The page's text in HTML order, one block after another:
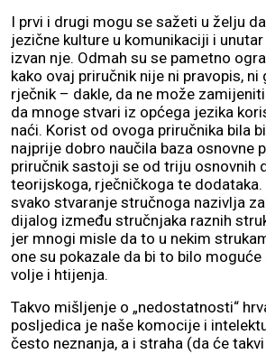
I prvi i drugi mogu se sažeti u želju
jezične kulture u komunikaciji i
izvan nje. Odmah su se pametno
kako ovaj priručnik nije ni pravopis, ni
rječnik – dakle, da ne može
da mnoge stvari iz općega jezika
naći. Korist od ovoga priručnika bila
najprije dobro naučila baza osnovne
priručnik sastoji se od triju osnovnih
teorijskoga, rječničkoga te dodataka.
svako stvaranje stručnoga nazivlja
dijalog između stručnjaka raznih
jer mnogi misle da to u nekim
one su pokazale da bi to bilo
volje i htijenja.
Takvo mišljenje o „nedostatnosti“
posljedica je naše komocije i
često neznanja, a i straha (da će